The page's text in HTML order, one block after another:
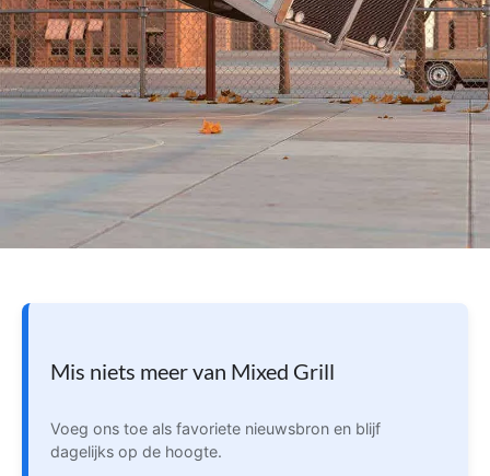
Mis niets meer van Mixed Grill
Voeg ons toe als favoriete nieuwsbron en blijf
dagelijks op de hoogte.